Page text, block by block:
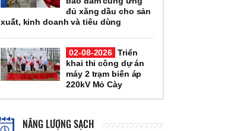
đủ xăng dầu cho sản
xuất, kinh doanh và tiêu dùng
02-08-2026 Triển
khai thi công dự án
máy 2 trạm biến áp
220kV Mỏ Cày
NĂNG LƯỢNG SẠCH